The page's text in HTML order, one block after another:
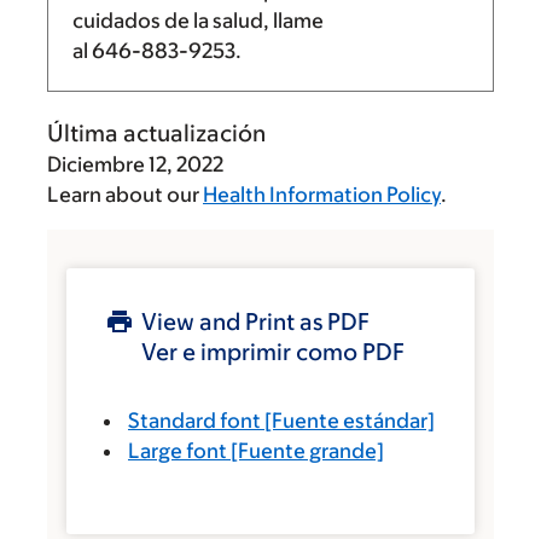
cuidados de la salud, llame
al 646-883-9253.
Última actualización
Diciembre 12, 2022
Learn about our Health Information Policy.
View and Print as PDF
Ver e imprimir como PDF
Standard font [Fuente estándar]
Large font [Fuente grande]